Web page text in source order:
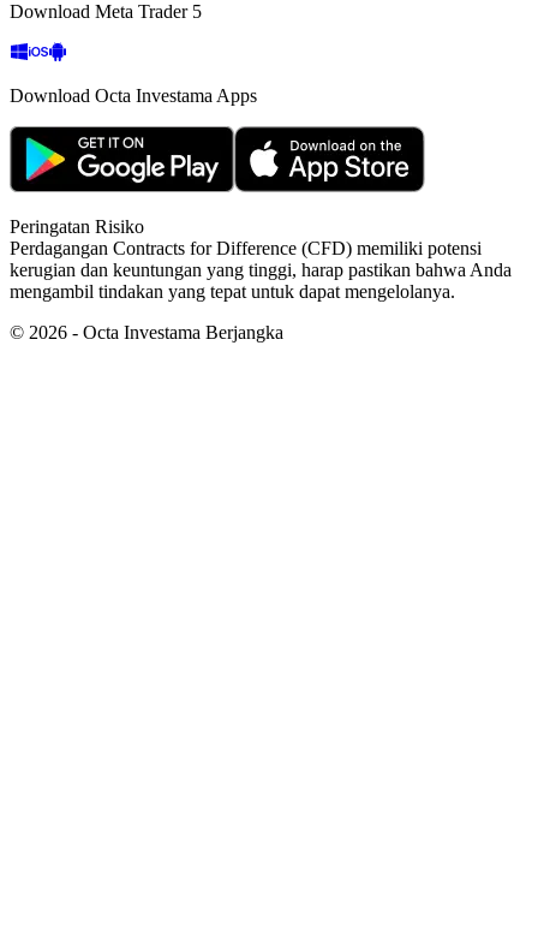
Download Meta Trader 5
Download Octa Investama Apps
Peringatan Risiko
Perdagangan Contracts for Difference (CFD) memiliki potensi
kerugian dan keuntungan yang tinggi, harap pastikan bahwa Anda
mengambil tindakan yang tepat untuk dapat mengelolanya.
© 2026 - Octa Investama Berjangka